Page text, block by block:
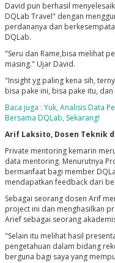
David pun berhasil
DQLab Travel" dengan
perdananya dan
DQLab.
"Seru dan Rame,bisa melihat
masing." Ujar David.
"Insight yg paling kena sih,
bisa pake ini, bisa pake itu,
Baca juga : Yuk, Analisis Data
Bersama DQLab, Sekarang!
Arif Laksito, Dosen Teknik
Private mentoring kemarin
data mentoring. Menurutnya
bermanfaat bagi member
mendapatkan feedback dari
Sebagai seorang dosen Arif
project ini dan menghasilkan
Arief sebagai seorang
"Selain itu melihat hasil
pengetahuan dalam bidang
berguna bagi saya yang